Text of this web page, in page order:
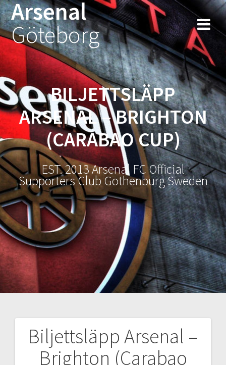
Hoppa
till
innehåll
Arsenal
Göteborg
BILJETTSLÄPP
ARSENAL – BRIGHTON
(CARABAO CUP)
EST. 2013 Arsenal FC Official
Supporters Club Gothenburg Sweden
Biljettsläpp Arsenal –
Brighton (Carabao
Inläggsnavigering